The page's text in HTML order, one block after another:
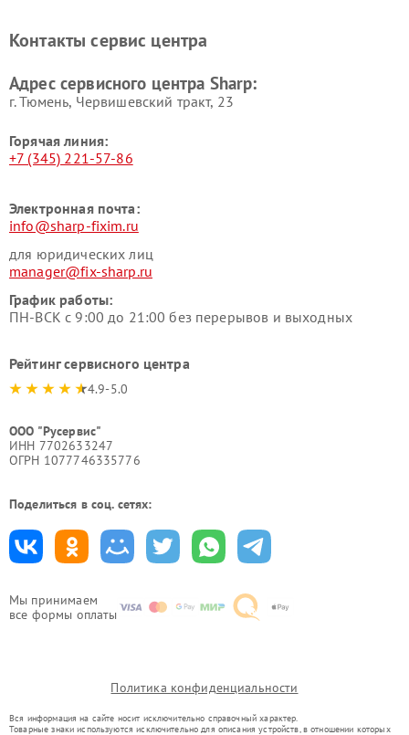
Мы принимаем
все формы оплаты
Контакты сервис центра
Адрес сервисного центра Sharp:
г. Тюмень, ​Червишевский тракт, 23
Горячая линия:
+7 (345) 221-57-86
Электронная почта:
info@sharp-fixim.ru
для юридических лиц
manager@fix-sharp.ru
График работы:
ПН-ВСК с 9:00 до 21:00 без перерывов и выходных
Рейтинг сервисного центра
4.9-5.0
ООО "Русервис"
ИНН 7702633247
ОГРН 1077746335776
Поделиться в соц. сетях:
Политика конфиденциальности
Вся информация на сайте носит исключительно справочный характер.
Товарные знаки используются исключительно для описания устройств, в отношении которых